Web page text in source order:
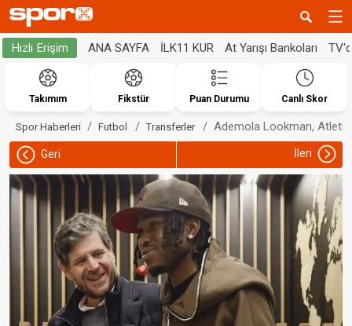
Hızlı Erişim ANA SAYFA İLK11 KUR At Yarışı Bankoları
Takımım Fikstür Puan Durumu Canlı Skor
Spor Haberleri Futbol Transferler Ademola Lookman,
Geri İleri